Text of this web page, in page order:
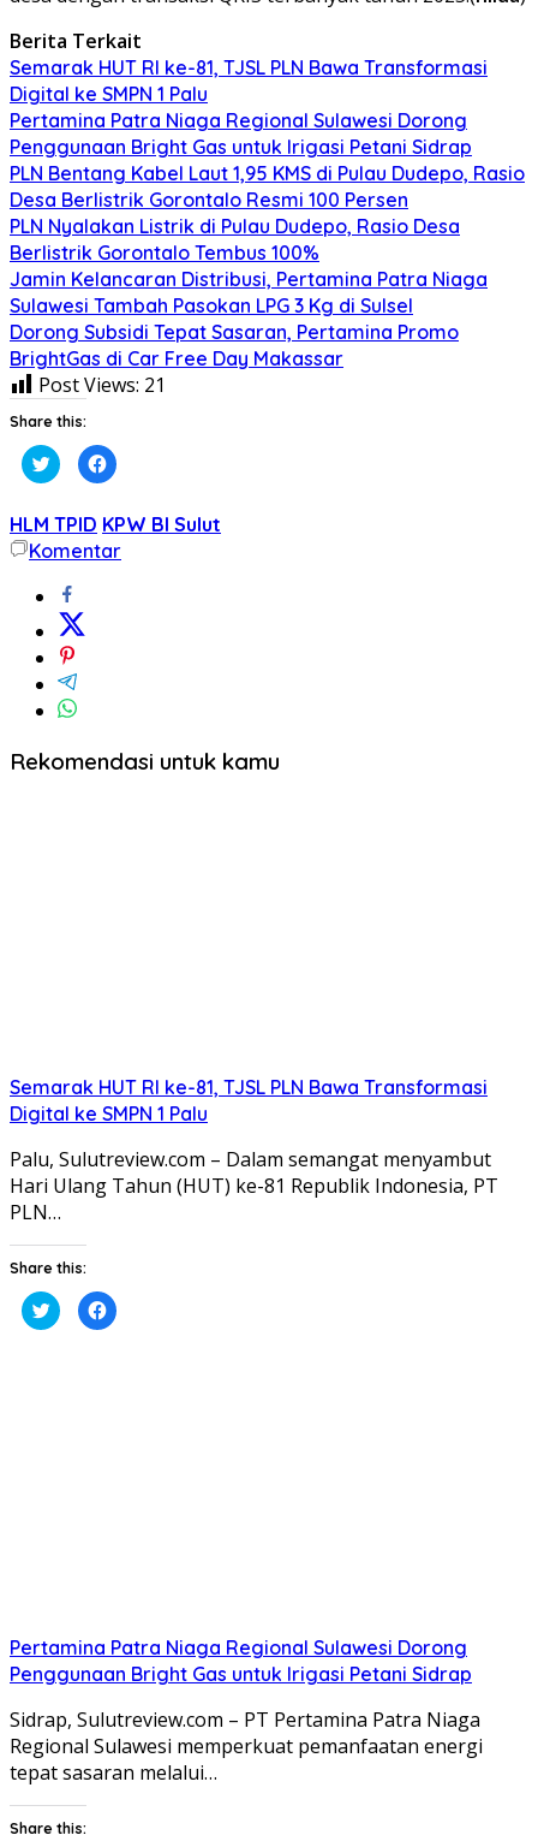
Berita Terkait
Semarak HUT RI ke-81, TJSL PLN Bawa Transformasi
Digital ke SMPN 1 Palu
Pertamina Patra Niaga Regional Sulawesi Dorong
Penggunaan Bright Gas untuk Irigasi Petani Sidrap
PLN Bentang Kabel Laut 1,95 KMS di Pulau Dudepo, Rasio
Desa Berlistrik Gorontalo Resmi 100 Persen
PLN Nyalakan Listrik di Pulau Dudepo, Rasio Desa
Berlistrik Gorontalo Tembus 100%
Jamin Kelancaran Distribusi, Pertamina Patra Niaga
Sulawesi Tambah Pasokan LPG 3 Kg di Sulsel
Dorong Subsidi Tepat Sasaran, Pertamina Promo
BrightGas di Car Free Day Makassar
Post Views: 21
Share this:
Klik
untuk
berbagi
Twitter(Membuka
di
jendela
yang
Klik
untuk
Facebook(Membuka
di
jendela
yang
HLM TPID KPW BI Sulut
Komentar
Rekomendasi untuk kamu
Semarak HUT RI ke-81, TJSL PLN Bawa Transformasi
Digital ke SMPN 1 Palu
Palu, Sulutreview.com – Dalam semangat menyambut
Hari Ulang Tahun (HUT) ke-81 Republik Indonesia, PT
PLN…
Share this:
Klik
untuk
berbagi
Klik
untuk
Pertamina Patra Niaga Regional Sulawesi Dorong
Penggunaan Bright Gas untuk Irigasi Petani Sidrap
Sidrap, Sulutreview.com – PT Pertamina Patra Niaga
Regional Sulawesi memperkuat pemanfaatan energi
tepat sasaran melalui…
Share this: